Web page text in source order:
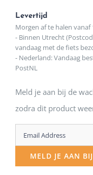
Levertijd
Morgen af te halen
- Binnen Utrecht
vandaag met de fiets
- Nederland: Vandaag
PostNL
Meld je aan bij de
zodra dit product
Enter
your
email
MELD JE AAN